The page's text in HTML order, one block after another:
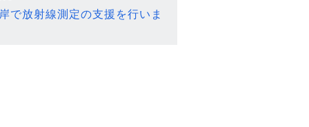
で放射線測定の支援を行いま